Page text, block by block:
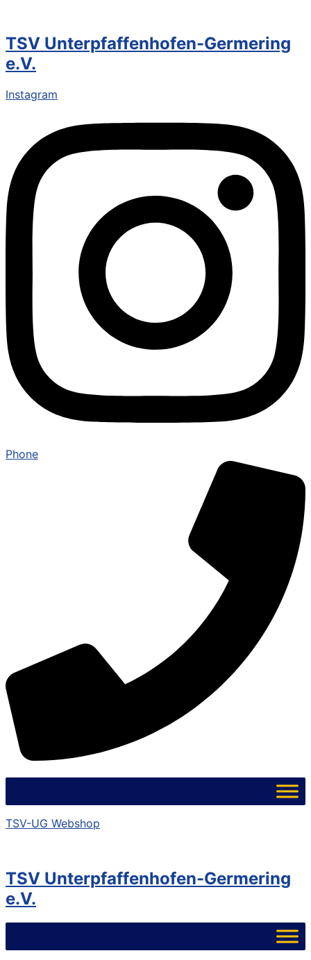
TSV Unterpfaffenhofen-Germering
e.V.
Instagram
Phone
TSV-UG Webshop
TSV Unterpfaffenhofen-Germering
e.V.